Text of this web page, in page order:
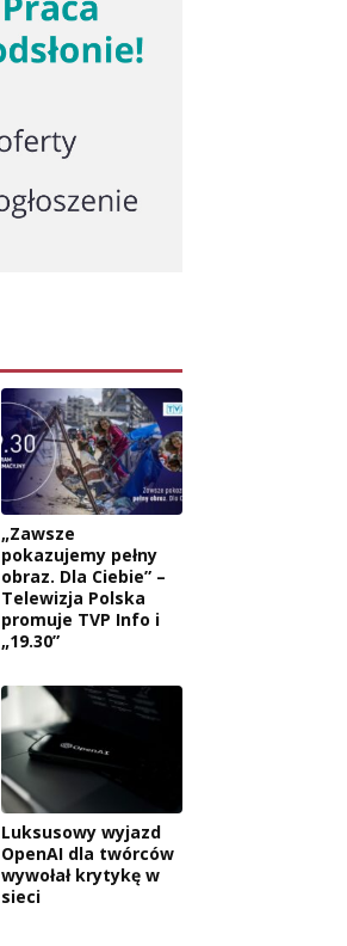
„Zawsze
pokazujemy pełny
obraz. Dla Ciebie” –
Telewizja Polska
promuje TVP Info i
„19.30”
Luksusowy wyjazd
OpenAI dla twórców
wywołał krytykę w
sieci